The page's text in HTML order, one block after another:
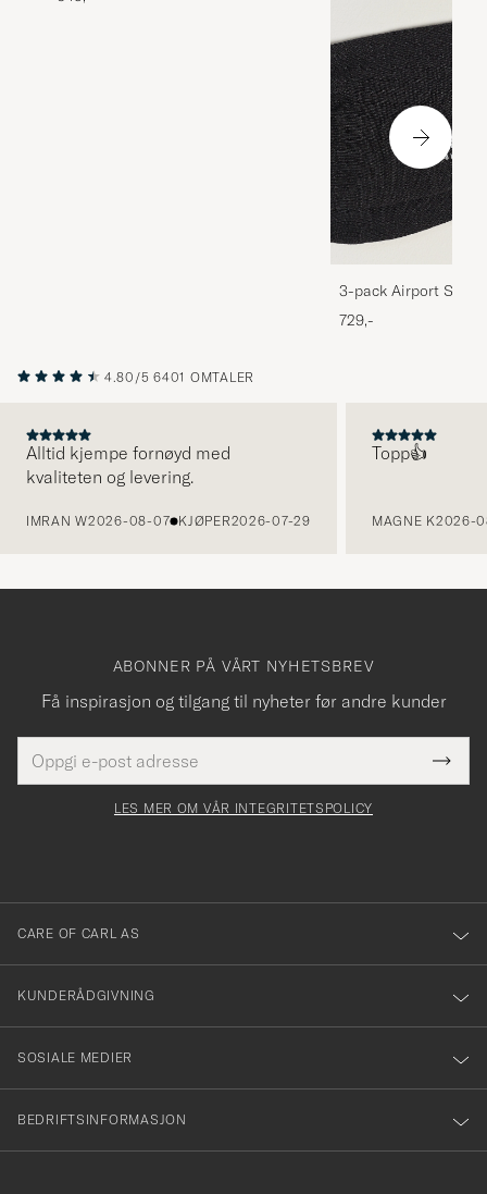
3-pack Airport
Melange
729,-
4.80/5 6401 OMTALER
Alltid kjempe fornøyd med
kvaliteten og levering.
IMRAN W2026-08-07 KJØPER2026-07-29
Topp👍
MAGNE K2026-
ABONNER PÅ VÅRT NYHETSBREV
Få inspirasjon og tilgang til nyheter før andre kunder
postadresse
felt
Tack
för
dig
till
vårt
nyhetsbrev!
LES MER OM VÅR INTEGRITETSPOLICY
CARE OF CARL AS
KUNDERÅDGIVNING
SOSIALE MEDIER
BEDRIFTSINFORMASJON